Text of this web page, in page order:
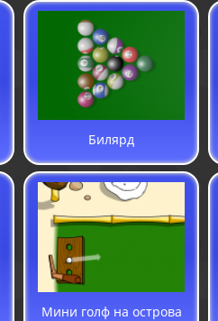
Билярд
Мини голф на острова